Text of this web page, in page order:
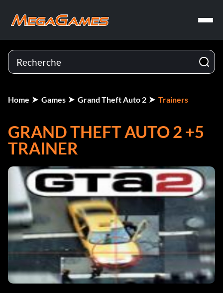
Home Games Grand Theft Auto 2 Trainers
GRAND THEFT AUTO 2 +5
TRAINER